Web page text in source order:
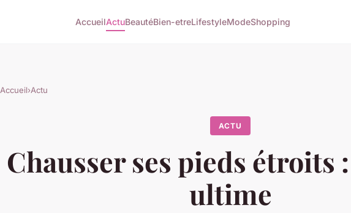
AccueilActuBeautéBien-etreLifestyleModeShopping
Accueil›Actu
ACTU
Chausser ses pieds étroits
ultime